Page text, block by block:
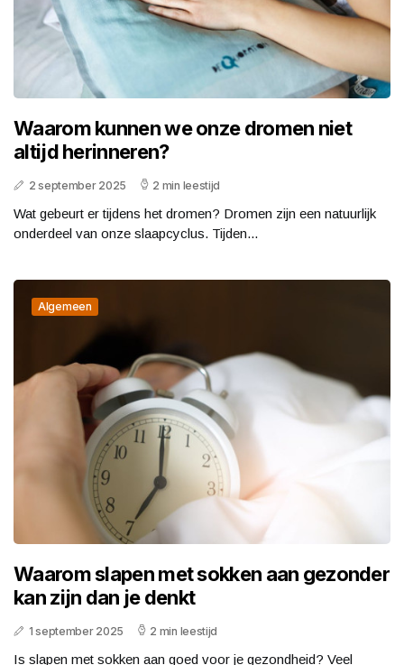
Waarom kunnen we onze dromen niet
altijd herinneren?
2 september 2025 2 min leestijd
Wat gebeurt er tijdens het dromen? Dromen zijn een natuurlijk
onderdeel van onze slaapcyclus. Tijden...
Algemeen
Waarom slapen met sokken aan gezonder
kan zijn dan je denkt
1 september 2025 2 min leestijd
Is slapen met sokken aan goed voor je gezondheid? Veel